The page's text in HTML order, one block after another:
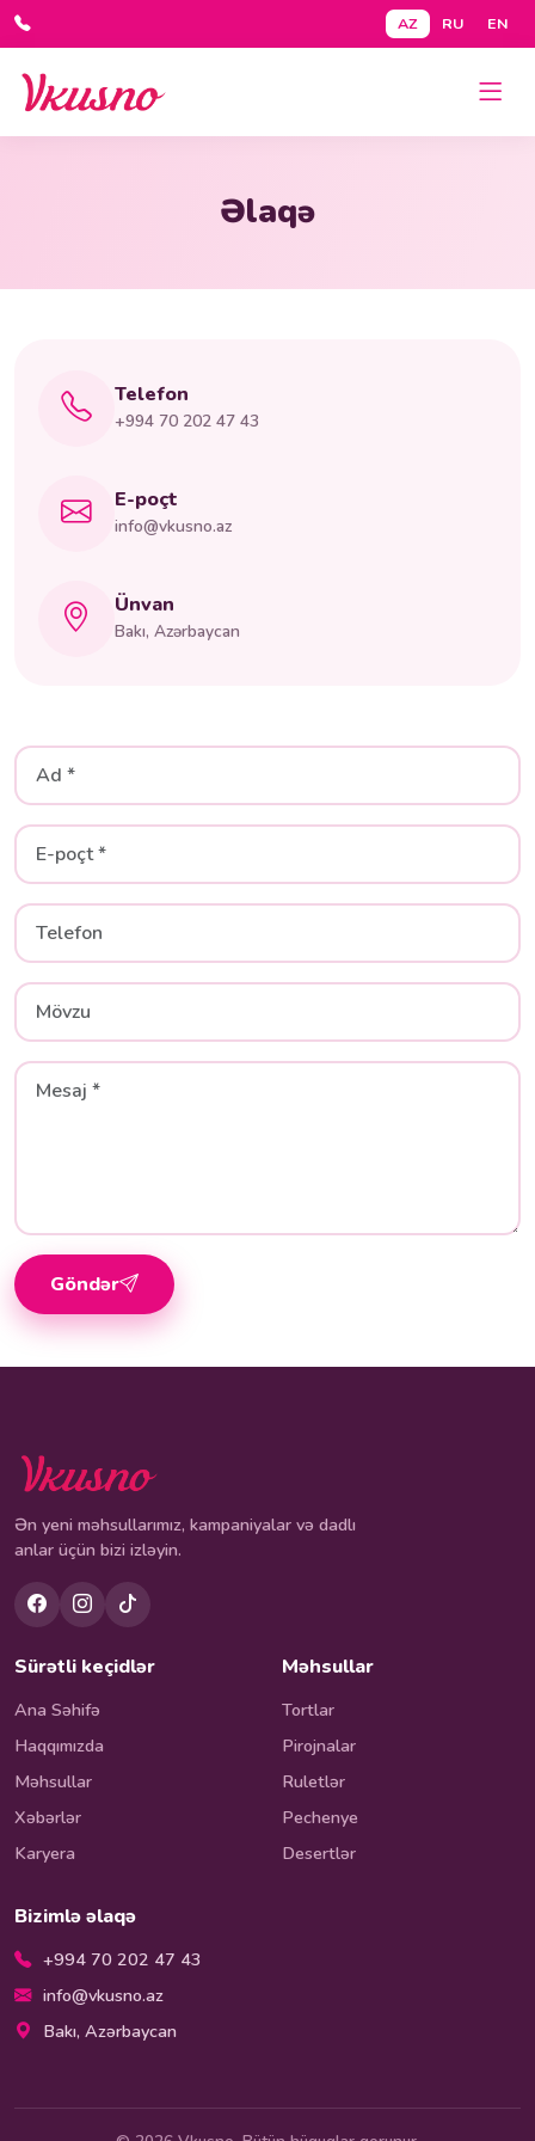
AZ RU EN
Əlaqə
Telefon
+994 70 202 47 43
E-poçt
info@vkusno.az
Ünvan
Bakı, Azərbaycan
Göndər
Ən yeni məhsullarımız, kampaniyalar və dadlı
anlar üçün bizi izləyin.
Sürətli keçidlər
Ana Səhifə
Haqqımızda
Məhsullar
Xəbərlər
Karyera
Məhsullar
Tortlar
Pirojnalar
Ruletlər
Pechenye
Desertlər
Bizimlə əlaqə
+994 70 202 47 43
info@vkusno.az
Bakı, Azərbaycan